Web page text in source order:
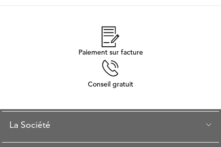
Paiement sur facture
Conseil gratuit
La Société